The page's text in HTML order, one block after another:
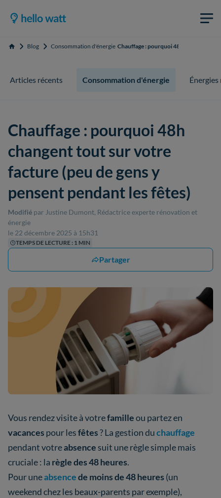
Accueil Blog Consommation d'énergie Chauffage : pourquoi 48h changent
Articles récents Consommation d'énergie
Chauffage : pourquoi 48h
changent tout sur votre
facture (peu de gens y
pensent pendant les fêtes)
Modifié par Justine Dumont, Rédactrice experte rénovation et
énergie
le 22 décembre 2025 à 15h31
TEMPS DE LECTURE : 1 MIN
Partager
Vous rendez visite à votrefamilleou partez en
vacances pour lesfêtes? La gestion duchauffage
pendant votreabsence suit une règle simple mais
cruciale : la règle des 48 heures.
Pour uneabsencede moins de 48 heures (un
weekend chez les beaux-parents par exemple),